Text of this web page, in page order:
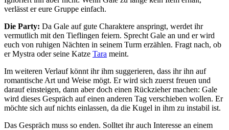
verlässt er eure Gruppe einfach.
Die Party: Da Gale auf gute Charaktere anspringt, werdet ihr
vermutlich mit den Tieflingen feiern. Sprecht Gale an und er wird
euch von ruhigen Nächten in seinem Turm erzählen. Fragt nach, ob
er Mystra oder seine Katze Tara meint.
Im weiteren Verlauf könnt ihr ihm suggerieren, dass ihr ihn auf
romantische Art und Weise mögt. Er wird sich zuerst freuen und
darauf einsteigen, dann aber doch einen Rückzieher machen: Gale
wird dieses Gespräch auf einen anderen Tag verschieben wollen. Er
möchte sich auf nichts einlassen, da die Kugel in ihm zu instabil ist.
Das Gespräch muss so enden. Solltet ihr auch Interesse an einem